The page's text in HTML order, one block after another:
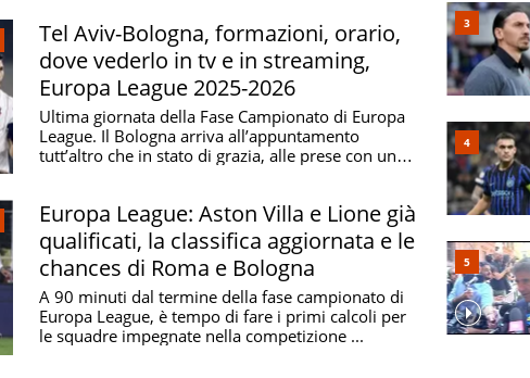
Tel Aviv-Bologna, formazioni, orario,
dove vederlo in tv e in streaming,
Europa League 2025-2026
Ultima giornata della Fase Campionato di Europa
League. Il Bologna arriva all’appuntamento
tutt’altro che in stato di grazia, alle prese con una
Europa League: Aston Villa e Lione già
qualificati, la classifica aggiornata e le
chances di Roma e Bologna
A 90 minuti dal termine della fase campionato di
Europa League, è tempo di fare i primi calcoli per
le squadre impegnate nella competizione ...